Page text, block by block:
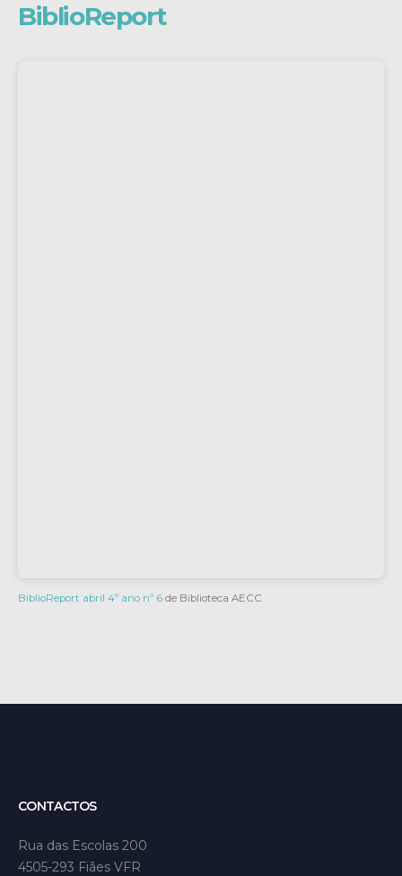
BiblioReport
BiblioReport abril 4º ano nº 6 de Biblioteca AECC
CONTACTOS
Rua das Escolas 200
4505-293 Fiães VFR